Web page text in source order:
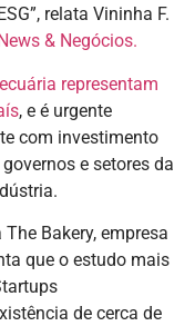
relata Vininha F.
& Negócios.
representam
, e é urgente
com investimento
e setores da
Bakery, empresa
que o estudo mais
de cerca de